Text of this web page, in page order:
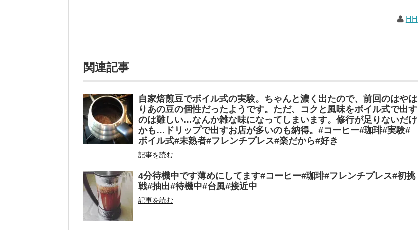
HH
関連記事
自家焙煎豆でボイル式の実験。ちゃんと濃く出たので、前回のはやは
りあの豆の個性だったようです。ただ、コクと風味をボイル式で出す
のは難しい…なんか雑な味になってしまいます。修行が足りないだけ
かも…ドリップで出すお店が多いのも納得。#コーヒー#珈琲#実験#
ボイル式#未熟者#フレンチプレス#楽だから#好き
記事を読む
4分待機中です薄めにしてます#コーヒー#珈琲#フレンチプレス#初挑
戦#抽出#待機中#台風#接近中
記事を読む